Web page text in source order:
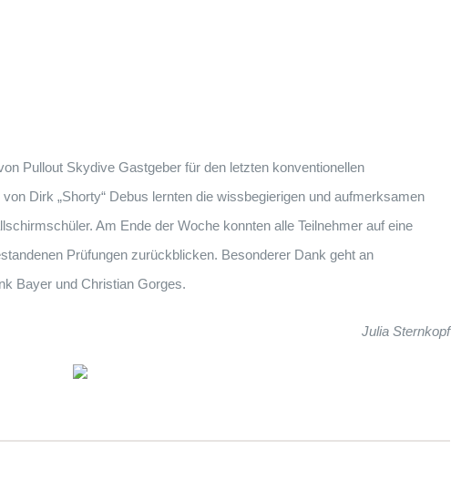
Pullout Sky­dive Gastgeber für den letzten konventionellen
Dirk „Shorty“ Debus lernten die wissbegierigen und aufmerksamen
Am Ende der Woche konnten alle Teilnehmer auf eine
Prüfungen zurückblicken. Besonderer Dank geht an
Bayer und Christian Gorges.
Julia Sternkopf